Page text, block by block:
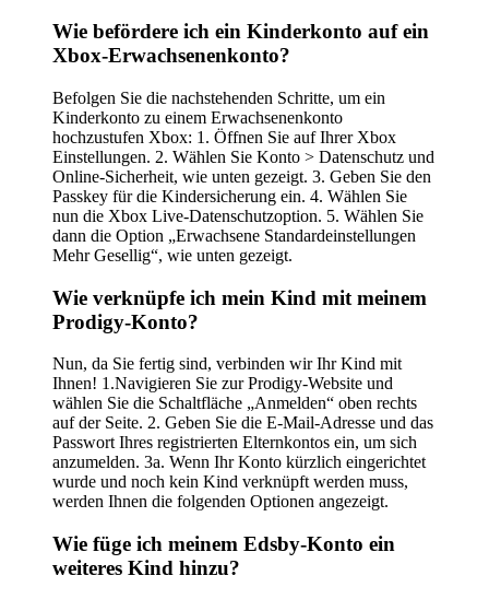
Wie befördere ich ein Kinderkonto auf ein
Xbox-Erwachsenenkonto?
Befolgen Sie die nachstehenden Schritte, um ein
Kinderkonto zu einem Erwachsenenkonto
hochzustufen Xbox: 1. Öffnen Sie auf Ihrer Xbox
Einstellungen. 2. Wählen Sie Konto > Datenschutz und
Online-Sicherheit, wie unten gezeigt. 3. Geben Sie den
Passkey für die Kindersicherung ein. 4. Wählen Sie
nun die Xbox Live-Datenschutzoption. 5. Wählen Sie
dann die Option „Erwachsene Standardeinstellungen
Mehr Gesellig“, wie unten gezeigt.
Wie verknüpfe ich mein Kind mit meinem
Prodigy-Konto?
Nun, da Sie fertig sind, verbinden wir Ihr Kind mit
Ihnen! 1.Navigieren Sie zur Prodigy-Website und
wählen Sie die Schaltfläche „Anmelden“ oben rechts
auf der Seite. 2. Geben Sie die E-Mail-Adresse und das
Passwort Ihres registrierten Elternkontos ein, um sich
anzumelden. 3a. Wenn Ihr Konto kürzlich eingerichtet
wurde und noch kein Kind verknüpft werden muss,
werden Ihnen die folgenden Optionen angezeigt.
Wie füge ich meinem Edsby-Konto ein
weiteres Kind hinzu?